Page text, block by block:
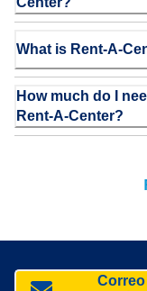
What is Rent-A-
How much do I
Rent-A-Center?
Correo